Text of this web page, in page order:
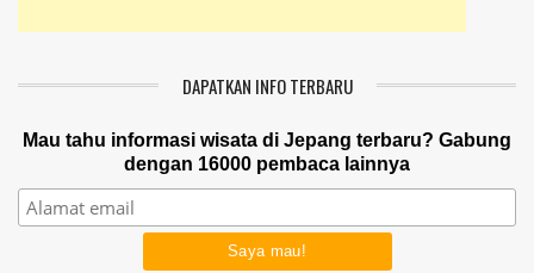
DAPATKAN INFO TERBARU
Mau tahu informasi wisata di Jepang terbaru? Gabung
dengan 16000 pembaca lainnya